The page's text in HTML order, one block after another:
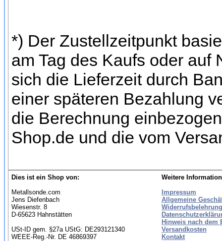
*) Der Zustellzeitpunkt
am Tag des Kaufs oder
sich die Lieferzeit durch
einer späteren Bezahlung
die Berechnung
Shop.de und die vom
Dies ist ein Shop von:
Metallsonde.com
Jens Diefenbach
Wiesenstr. 8
D-65623 Hahnstätten
USt-ID gem. §27a UStG: DE293121340
WEEE-Reg.-Nr. DE 46869397
Weitere
Impressum
Allgemeine
Hinweis nach dem
Versandkosten
Kontakt